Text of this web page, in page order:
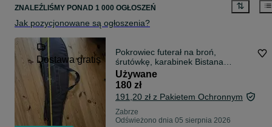
ZNALEŹLIŚMY PONAD 1 000 OGŁOSZEŃ
Jak pozycjonowane są ogłoszenia?
Dostawa gratis
Pokrowiec futerał na broń,
śrutówkę, karabinek Bistana
Magnum PD
Używane
180 zł
191,20 zł z Pakietem Ochronnym
Zabrze
Odświeżono dnia 05 sierpnia 2026